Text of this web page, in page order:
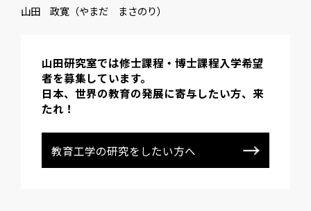
山田研究室では修士課程・博士課程入学希望
者を募集しています。
日本、世界の教育の発展に寄与したい方、来
たれ！
教育工学の研究をしたい方へ
山田 政寛（やまだ まさのり）